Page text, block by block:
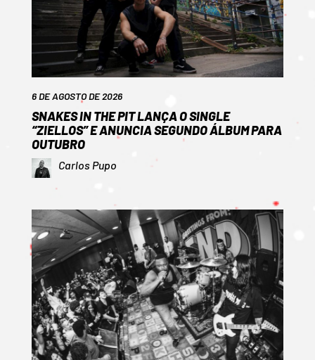
6 DE AGOSTO DE 2026
SNAKES IN THE PIT LANÇA O SINGLE
“ZIELLOS” E ANUNCIA SEGUNDO ÁLBUM PARA
OUTUBRO
Carlos Pupo